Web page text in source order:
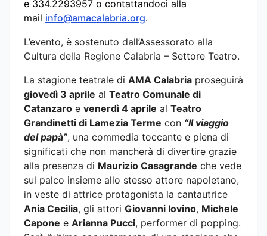
e 334.2293957 o contattandoci alla
mail info@amacalabria.org.
L’evento, è sostenuto dall’Assessorato alla
Cultura della Regione Calabria – Settore Teatro.
La stagione teatrale di AMA Calabria proseguirà
giovedì 3 aprile al Teatro Comunale di
Catanzaro e venerdì 4 aprile al Teatro
Grandinetti di Lamezia Terme con “Il viaggio
del papà”, una commedia toccante e piena di
significati che non mancherà di divertire grazie
alla presenza di Maurizio Casagrande che vede
sul palco insieme allo stesso attore napoletano,
in veste di attrice protagonista la cantautrice
Ania Cecilia, gli attori Giovanni Iovino, Michele
Capone e Arianna Pucci, performer di popping.